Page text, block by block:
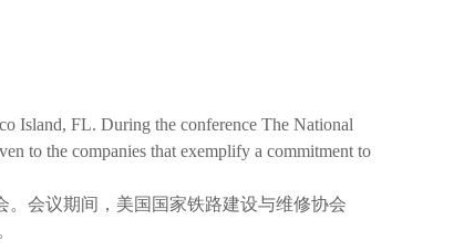
Island, FL. During the conference The National
to the companies that exemplify a commitment to
。会议期间，美国国家铁路建设与维修协会